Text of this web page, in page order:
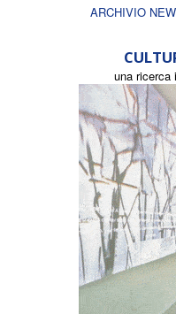
ARCHIVIO
una ricerca